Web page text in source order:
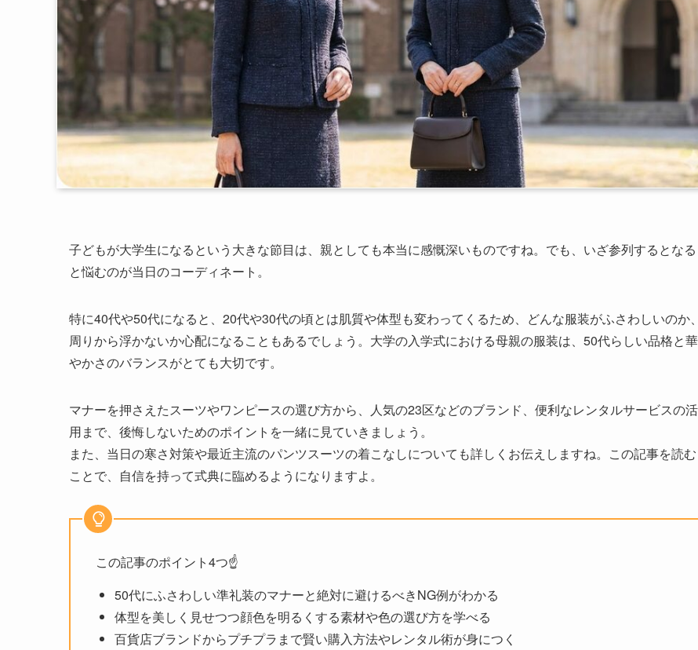
子どもが大学生になるという大きな節目は、親としても本当に感慨深いものですね。でも、いざ参列するとなる
と悩むのが当日のコーディネート。
特に40代や50代になると、20代や30代の頃とは肌質や体型も変わってくるため、どんな服装がふさわしいのか、
周りから浮かないか心配になることもあるでしょう。大学の入学式における母親の服装は、50代らしい品格と華
やかさのバランスがとても大切です。
マナーを押さえたスーツやワンピースの選び方から、人気の23区などのブランド、便利なレンタルサービスの活
用まで、後悔しないためのポイントを一緒に見ていきましょう。
また、当日の寒さ対策や最近主流のパンツスーツの着こなしについても詳しくお伝えしますね。この記事を読む
ことで、自信を持って式典に臨めるようになりますよ。
この記事のポイント4つ☝️
50代にふさわしい準礼装のマナーと絶対に避けるべきNG例がわかる
体型を美しく見せつつ顔色を明るくする素材や色の選び方を学べる
百貨店ブランドからプチプラまで賢い購入方法やレンタル術が身につく